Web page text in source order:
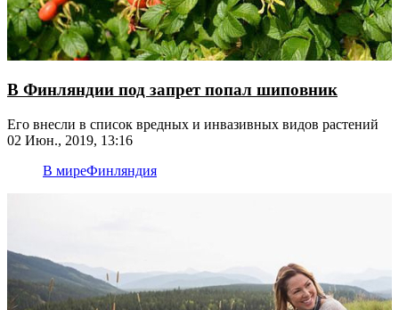
В Финляндии под запрет попал шиповник
Его внесли в список вредных и инвазивных видов растений
02 Июн., 2019, 13:16
В миреФинляндия